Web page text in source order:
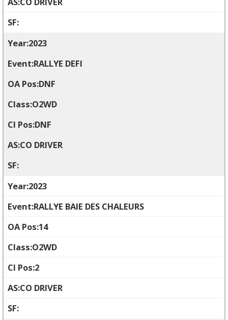
2023
RALLYE DEFI
DNF
O2WD
DNF
CO DRIVER
2023
RALLYE BAIE DES CHALEURS
14
O2WD
2
CO DRIVER